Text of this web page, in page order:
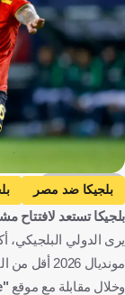
Getty Images
بلجيكا ضد مصر
البرازيل ضد المغرب
أكسيل فيتسل
المغرب
كرة قدم
بلجيكا تستعد لافتتاح
مونديال 2026 أقل من النسخ الماضية، في ظل وجود منتخبات أكثر قوة.
وخلال مقابلة مع موقع "Flash score"